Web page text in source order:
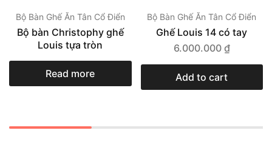
Bộ Bàn Ghế Ăn Tân Cổ Điển
Bộ bàn Christophy ghế
Louis tựa tròn
Read more
Bộ Bàn Ghế Ăn Tân Cổ Điển
Ghế Louis 14 có tay
6.000.000 ₫
Add to cart